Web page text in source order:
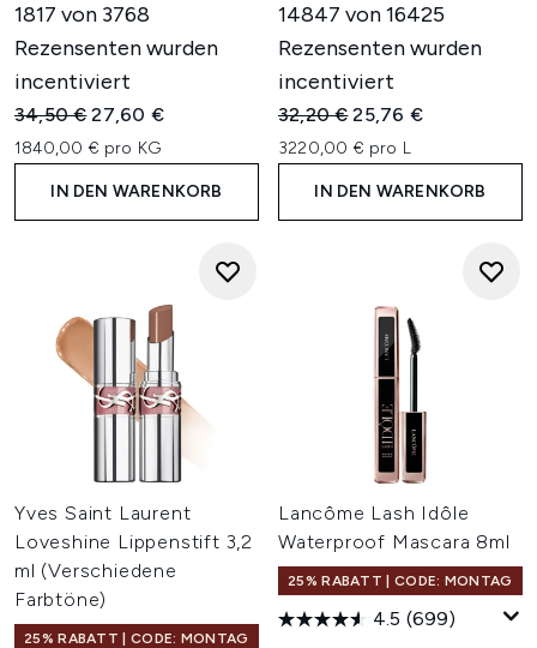
1817 von 3768
Rezensenten wurden
incentiviert
Unverbindliche Preisempfehlung:
34,50 €Aktueller Preis:
27,60 €
1840,00 € pro KG
IN DEN WARENKORB
14847 von 16425
Rezensenten wurden
incentiviert
Unverbindliche
32,20 €Aktueller Preis:
25,76 €
3220,00 € pro L
IN DEN WARENKORB
Yves Saint Laurent
Loveshine Lippenstift 3,2
ml (Verschiedene
Farbtöne)
25% RABATT | CODE: MONTAG
Lancôme Lash Idôle
Waterproof Mascara 8ml
25% RABATT | CODE: MONTAG
4.5 (699)